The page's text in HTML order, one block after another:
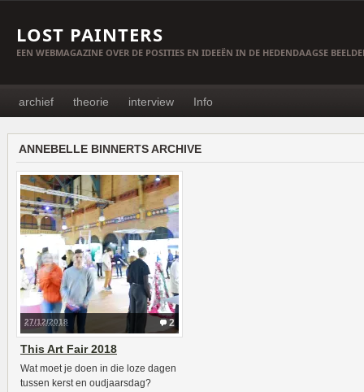
LOST PAINTERS
EEN WEBMAGAZINE OVER DE POSITIES EN IDEEËN IN DE HEDENDAAGSE
archief theorie interview Info
ANNEBELLE BINNERTS ARCHIVE
2
27/12/2018
This Art Fair 2018
Wat moet je doen in die loze dagen
tussen kerst en oudjaarsdag?